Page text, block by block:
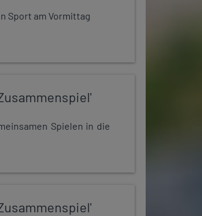
Sport am Vormittag
Spielen in die